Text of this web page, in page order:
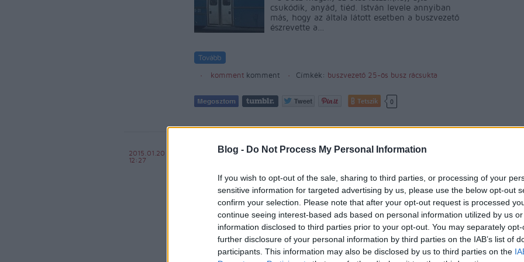
Blog - Do Not Process My Personal Information
If you wish to opt-out of the sale, sharing to third parties, or processing of your
sensitive information for targeted advertising by us, please use the below opt-out
confirm your selection. Please note that after your opt-out request is processed
continue seeing interest-based ads based on personal information utilized by us
information disclosed to third parties prior to your opt-out. You may separately
further disclosure of your personal information by third parties on the IAB’s list of
participants. This information may also be disclosed by us to third parties on the
csukódik, anyád, tiéd. István levele annyiban
más, hogy az általa látott esetben a buszvezető
észrevette a…
komment komment Címkék: buszvezető 25-ös busz rácsukta
Tetszik 0
Eltűnt zebra kerestetik
2015.01.20
12:27
A Határ út és a 3-as villamos felújításakor eltűnt
egy gyalogátkelő. Igaz, hogy csak átmenetileg,
de ez az átmenet már hetek óta tart, így a
villamos egyik megállója szabályosan
megközelíthetetlen - panaszolja olvasónk,
Zsuzsanna, aki szerint a több villamost is
lekésnek az…
2015
2015
2015
2014
2014